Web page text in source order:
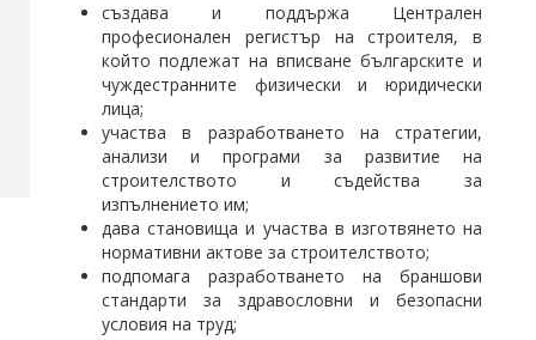
създава и поддържа Централен
професионален регистър на строителя, в
който подлежат на вписване българските и
чуждестранните физически и юридически
лица;
участва в разработването на стратегии,
анализи и програми за развитие на
строителството и съдейства за
изпълнението им;
дава становища и участва в изготвянето на
нормативни актове за строителството;
подпомага разработването на браншови
стандарти за здравословни и безопасни
условия на труд;